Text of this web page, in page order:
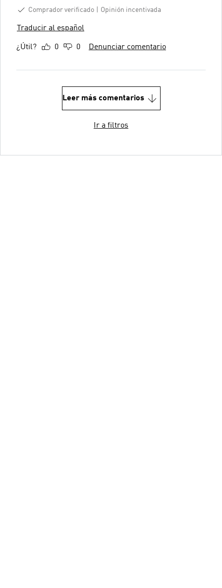
Comprador verificado
Opinión incentivada
Traducir al español
¿Útil? 0 0 Denunciar comentario
Leer más comentarios
Ir a filtros